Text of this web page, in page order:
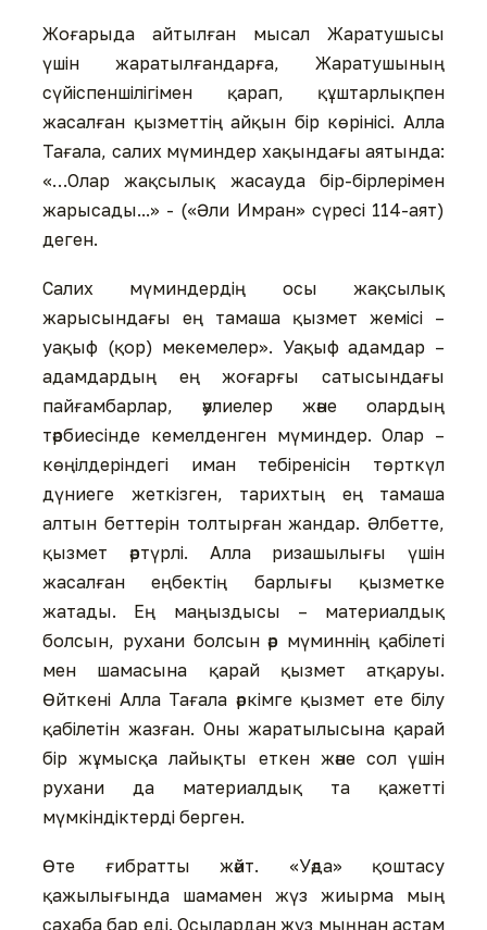
Жоғарыда айтылған мысал Жаратушысы
үшін жаратылғандарға, Жаратушының
сүйіспеншілігімен қарап, құштарлықпен
жасалған қызметтің айқын бір көрінісі. Алла
Тағала, салих мүминдер хақындағы аятында:
«…Олар жақсылық жасауда бір-бірлерімен
жарысады...» - («Әли Имран» сүресі 114-аят)
деген.
Салих мүминдердің осы жақсылық
жарысындағы ең тамаша қызмет жемісі –
уақыф (қор) мекемелер». Уақыф адамдар –
адамдардың ең жоғарғы сатысындағы
пайғамбарлар, әулиелер және олардың
тәрбиесінде кемелденген мүминдер. Олар –
көңілдеріндегі иман тебіренісін төрткүл
дүниеге жеткізген, тарихтың ең тамаша
алтын беттерін толтырған жандар. Әлбетте,
қызмет әртүрлі. Алла ризашылығы үшін
жасалған еңбектің барлығы қызметке
жатады. Ең маңыздысы – материалдық
болсын, рухани болсын әр мүминнің қабілеті
мен шамасына қарай қызмет атқаруы.
Өйткені Алла Тағала әркімге қызмет ете білу
қабілетін жазған. Оны жаратылысына қарай
бір жұмысқа лайықты еткен және сол үшін
рухани да материалдық та қажетті
мүмкіндіктерді берген.
Өте ғибратты жәйт. «Уәда» қоштасу
қажылығында шамамен жүз жиырма мың
сахаба бар еді. Осылардан жүз мыңнан астам